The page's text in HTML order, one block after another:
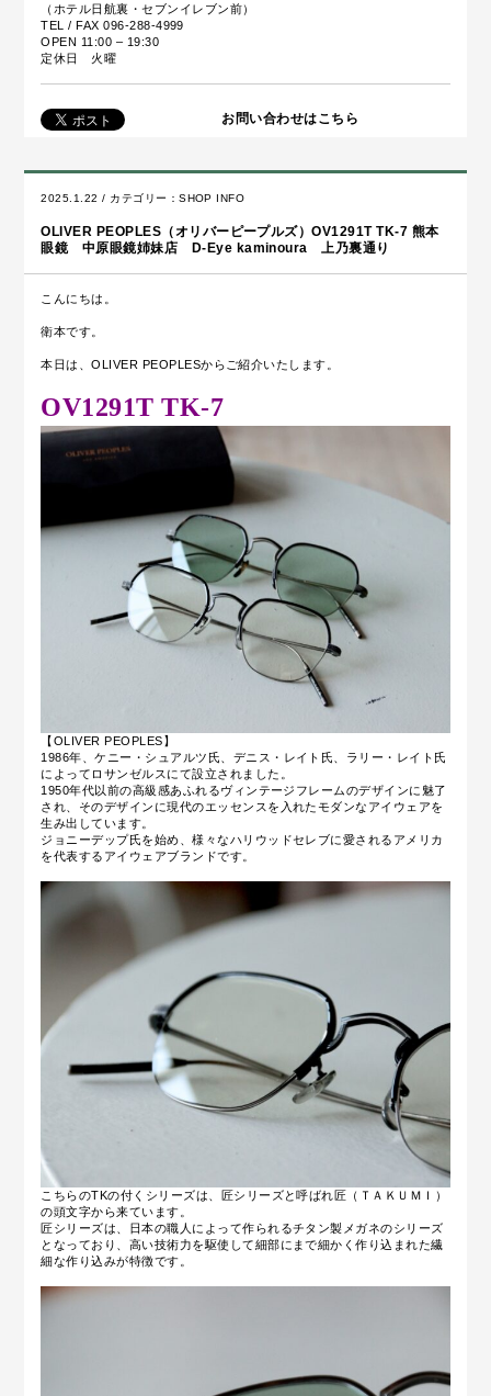
（ホテル日航裏・セブンイレブン前）
TEL / FAX 096-288-4999
OPEN 11:00 – 19:30
定休日 火曜
お問い合わせはこちら
2025.1.22 / カテゴリー：SHOP INFO
OLIVER PEOPLES（オリバーピープルズ）OV1291T TK-7 熊本
眼鏡 中原眼鏡姉妹店 D-Eye kaminoura 上乃裏通り
こんにちは。
衛本です。
本日は、OLIVER PEOPLESからご紹介いたします。
OV1291T TK-7
【OLIVER PEOPLES】
1986年、ケニー・シュアルツ氏 、デニス・レイト氏、ラリー・レイト氏
によってロサンゼルスにて設立されました。
1950年代以前の高級感あふれるヴィンテージフレームのデザインに魅了
され、そのデザインに現代のエッセンスを入れたモダンなアイウェアを
生み出しています。
ジョニーデップ氏を始め、様々なハリウッドセレブに愛されるアメリカ
を代表するアイウェアブランドです。
こちらのTKの付くシリーズは、匠シリーズと呼ばれ匠（ＴＡＫＵＭＩ）
の頭文字から来ています。
匠シリーズは、日本の職人によって作られるチタン製メガネのシリーズ
となっており、高い技術力を駆使して細部にまで細かく作り込まれた繊
細な作り込みが特徴です。